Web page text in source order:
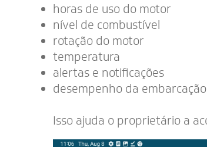
horas de uso do motor
nível de combustível
rotação do motor
temperatura
alertas e notificações
desempenho da embarcação
Isso ajuda o proprietário a